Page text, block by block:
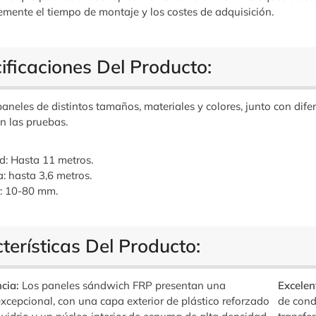
el tiempo de montaje y los costes de adquisición.
Del Producto:
de distintos tamaños, materiales y colores, junto con
las pruebas.
Hasta 11 metros.
hasta 3,6 metros.
10-80 mm.
Del Producto:
Los paneles sándwich FRP presentan una
con una capa exterior de plástico reforzado
de